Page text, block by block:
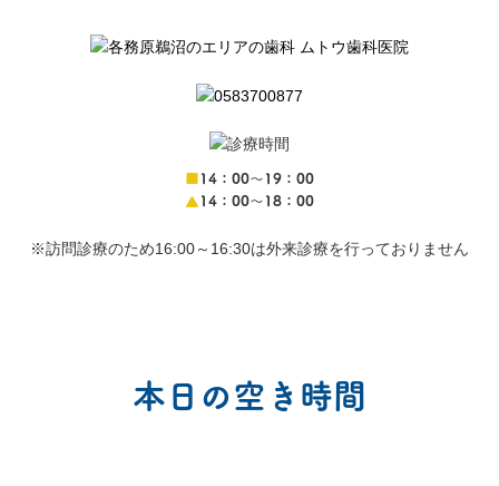
■14：00〜19：00
▲14：00〜18：00
※訪問診療のため16:00～16:30は外来診療を行っておりません
本日の空き時間